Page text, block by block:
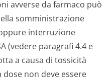
avverse da farmaco può
somministrazione
interruzione
(vedere paragrafi 4.4 e
a causa di tossicità
dose non deve essere